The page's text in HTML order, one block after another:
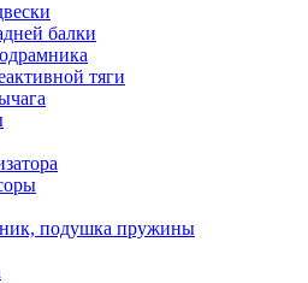
балки
тяги
подушка пружины